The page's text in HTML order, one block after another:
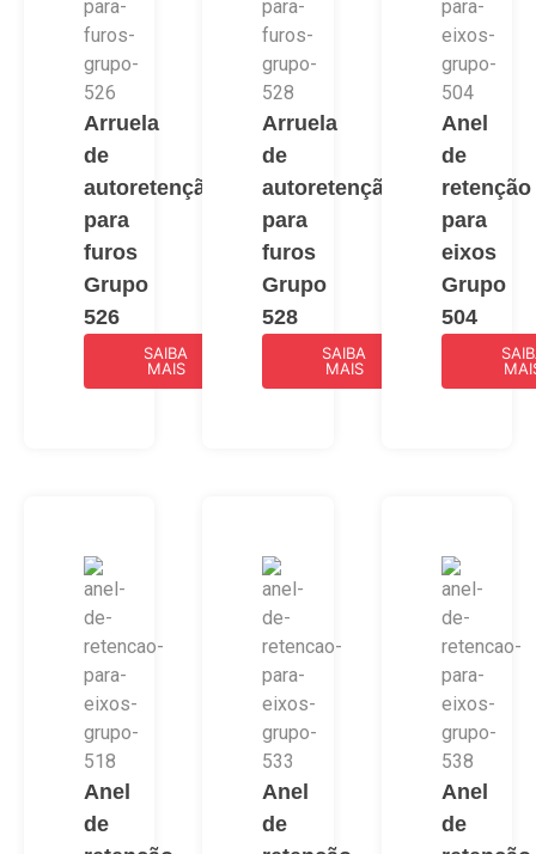
Arruela
de
autoretenção
para
furos
Grupo
526
SAIBA
MAIS
Arruela
de
autoretenção
para
furos
Grupo
528
SAIBA
MAIS
Anel
de
retenção
para
eixos
Grupo
504
Anel
de
Anel
de
Anel
de